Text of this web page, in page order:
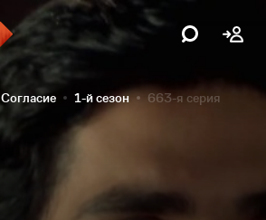
Согласие 1-й сезон 663-я серия